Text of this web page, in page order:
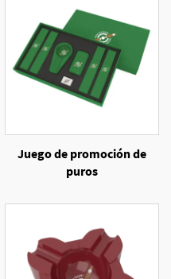
Juego de promoción de
puros